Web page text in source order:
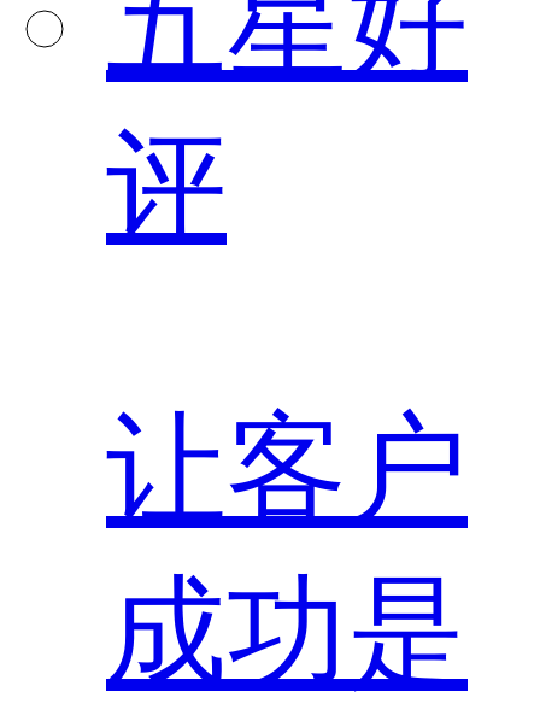
评
让客户
成功是